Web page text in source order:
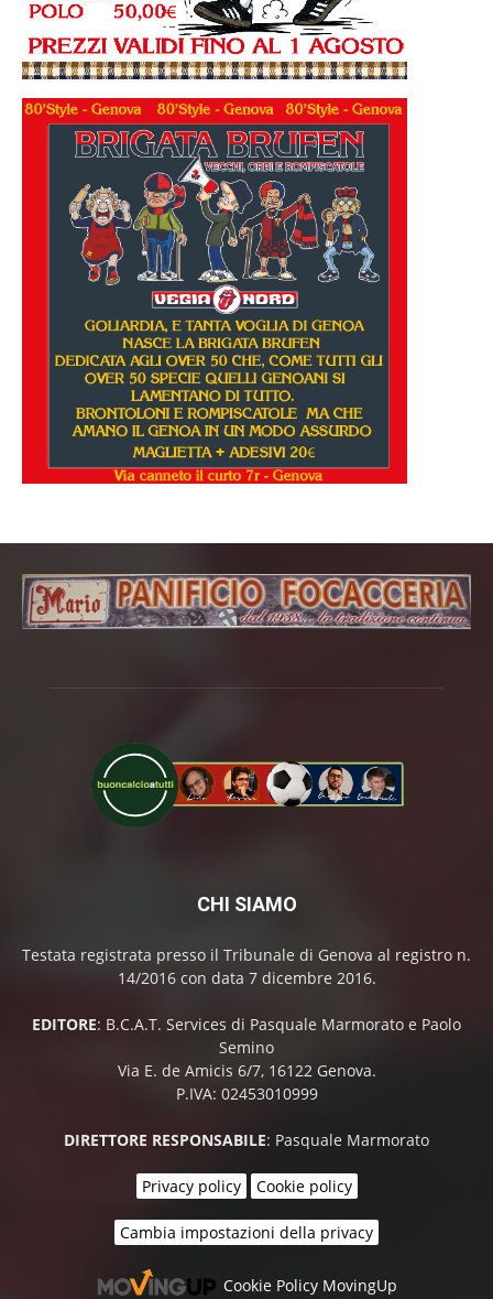
CHI SIAMO
Testata registrata presso il Tribunale di Genova al registro n.
14/2016 con data 7 dicembre 2016.
EDITORE: B.C.A.T. Services di Pasquale Marmorato e Paolo
Semino
Via E. de Amicis 6/7, 16122 Genova.
P.IVA: 02453010999
DIRETTORE RESPONSABILE: Pasquale Marmorato
Privacy policy Cookie policy
Cambia impostazioni della privacy
Cookie Policy MovingUp